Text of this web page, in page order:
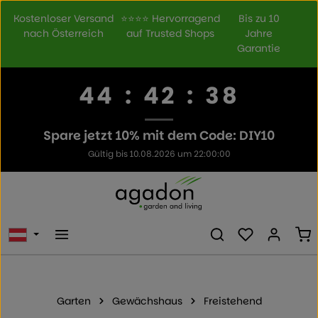
Zum Hauptinhalt springen
Kostenloser Versand
nach Österreich
⭐⭐⭐⭐ Hervorragend
auf Trusted Shops
Bis zu 10
Jahre
Garantie
44 : 42 : 38
Spare jetzt 10% mit dem Code: DIY10
Gültig bis 10.08.2026 um 22:00:00
Du hast 0
Garten Gewächshaus Freistehend